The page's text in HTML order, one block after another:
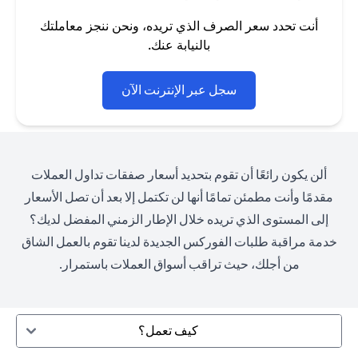
أنت تحدد سعر الصرف الذي تريده، ونحن ننجز معاملتك
بالنيابة عنك.
سجل عبر الإنترنت الآن
ألن يكون رائعًا أن تقوم بتحديد أسعار صفقات تداول العملات
مقدمًا وأنت مطمئن تمامًا أنها لن تكتمل إلا بعد أن تصل الأسعار
إلى المستوى الذي تريده خلال الإطار الزمني المفضل لديك؟
خدمة مراقبة طلبات الفوركس الجديدة لدينا تقوم بالعمل الشاق
من أجلك، حيث تراقب أسواق العملات باستمرار.
كيف تعمل؟